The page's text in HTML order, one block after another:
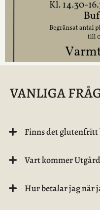
VANLIGA
Finns det glutenfritt
Vart kommer
Hur betalar jag när